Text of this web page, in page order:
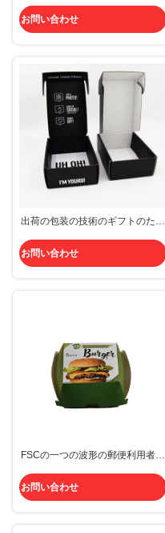
お問い合わせ
出荷の包装の技術のギフトのため
利用者箱
お問い合わせ
FSCの一つの波形の郵便利用者箱
パーティを楽しむ
お問い合わせ